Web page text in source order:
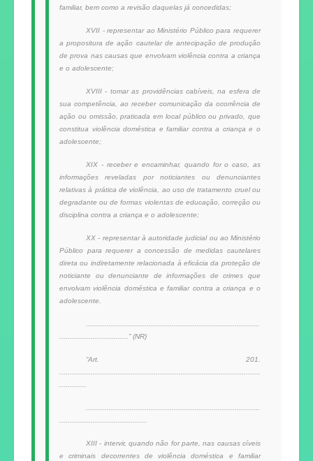
familiar, bem como a revisão daquelas já concedidas;
XVII - representar ao Ministério Público para requerer
a propositura de ação cautelar de antecipação de produção
de prova nas causas que envolvam violência contra a criança
e o adolescente;
XVIII - tomar as providências cabíveis, na esfera de
sua competência, ao receber comunicação da ocorrência de
ação ou omissão, praticada em local público ou privado, que
constitua violência doméstica e familiar contra a criança e o
adolescente;
XIX - receber e encaminhar, quando for o caso, as
informações reveladas por noticiantes ou denunciantes
relativas à prática de violência, ao uso de tratamento cruel ou
degradante ou de formas violentas de educação, correção ou
disciplina contra a criança e o adolescente;
XX - representar à autoridade judicial ou ao Ministério
Público para requerer a concessão de medidas cautelares
direta ou indiretamente relacionada à eficácia da proteção de
noticiante ou denunciante de informações de crimes que
envolvam violência doméstica e familiar contra a criança e o
adolescente.
...................................................................................
.................................” (NR)
“Art. 201.
................................................................................................
.............
...................................................................................
..........................................
XIII - intervir, quando não for parte, nas causas cíveis
e criminais decorrentes de violência doméstica e familiar